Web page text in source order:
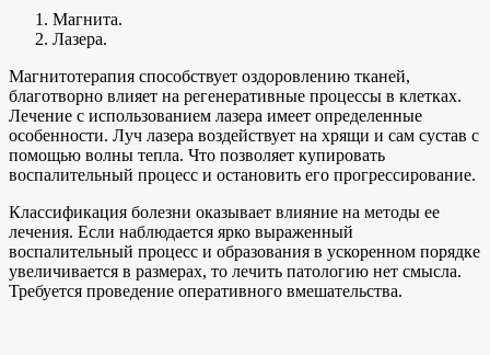
Магнита.
Лазера.
Магнитотерапия способствует оздоровлению тканей,
благотворно влияет на регенеративные процессы в клетках.
Лечение с использованием лазера имеет определенные
особенности. Луч лазера воздействует на хрящи и сам сустав с
помощью волны тепла. Что позволяет купировать
воспалительный процесс и остановить его прогрессирование.
Классификация болезни оказывает влияние на методы ее
лечения. Если наблюдается ярко выраженный
воспалительный процесс и образования в ускоренном порядке
увеличивается в размерах, то лечить патологию нет смысла.
Требуется проведение оперативного вмешательства.